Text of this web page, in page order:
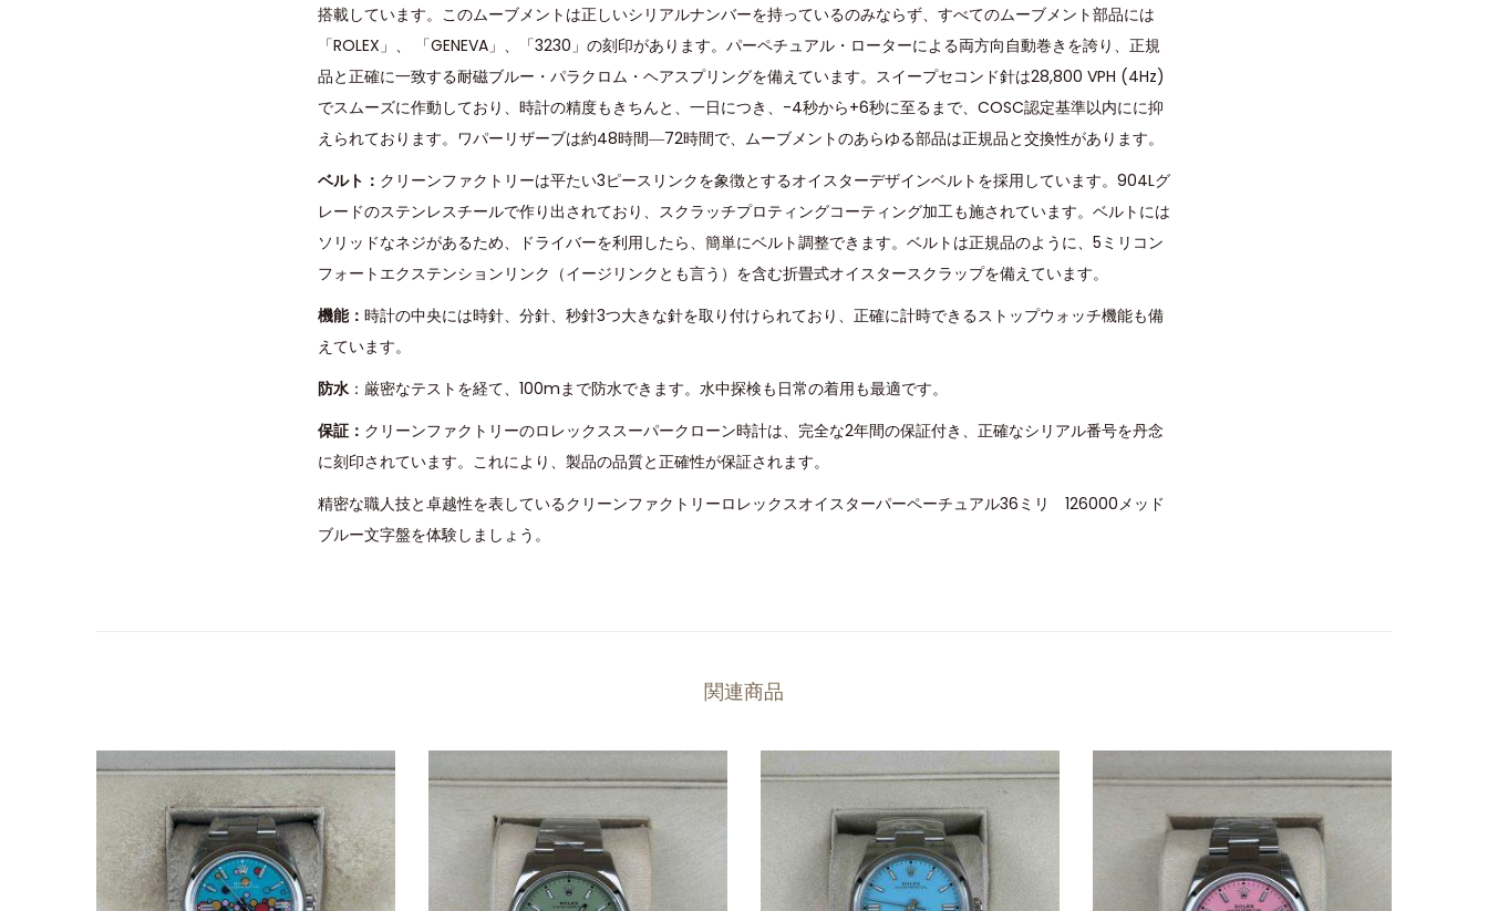
搭載しています。このムーブメントは正しいシリアルナンバーを持っているのみならず、すべてのムーブメント部品には
「ROLEX」、 「GENEVA」、「3230」の刻印があります。パーペチュアル・ローターによる両方向自動巻きを誇り、正規
品と正確に一致する耐磁ブルー・パラクロム・ヘアスプリングを備えています。スイープセコンド針は28,800 VPH (4Hz)
でスムーズに作動しており、時計の精度もきちんと、一日につき、-4秒から+6秒に至るまで、COSC認定基準以内にに抑
えられております。ワパーリザーブは約48時間―72時間で、ムーブメントのあらゆる部品は正規品と交換性があります。
ベルト： クリーンファクトリーは平たい3ピースリンクを象徴とするオイスターデザインベルトを採用しています。904Lグ
レードのステンレスチールで作り出されており、スクラッチプロティングコーティング加工も施されています。ベルトには
ソリッドなネジがあるため、ドライバーを利用したら、簡単にベルト調整できます。ベルトは正規品のように、5ミリコン
フォートエクステンションリンク（イージリンクとも言う）を含む折畳式オイスタースクラップを備えています。
機能： 時計の中央には時針、分針、秒針3つ大きな針を取り付けられており、正確に計時できるストップウォッチ機能も備
えています。
防水：厳密なテストを経て、100mまで防水できます。水中探検も日常の着用も最適です。
保証： クリーンファクトリーのロレックススーパークローン時計は、完全な2年間の保証付き、正確なシリアル番号を丹念
に刻印されています。これにより、製品の品質と正確性が保証されます。
精密な職人技と卓越性を表しているクリーンファクトリーロレックスオイスターパーペーチュアル36ミリ 126000メッド
ブルー文字盤を体験しましょう。
関連商品